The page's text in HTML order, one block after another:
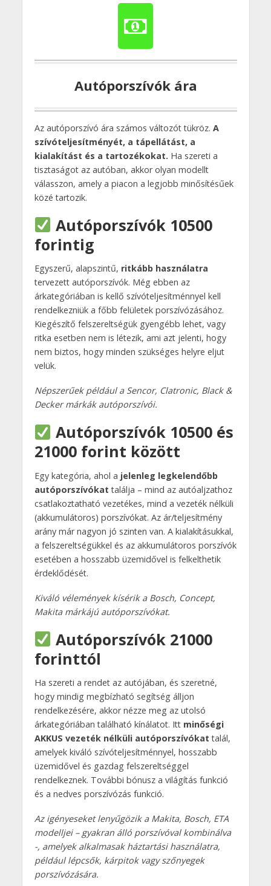
Autóporszívók ára
Az autóporszívó ára számos változót tükröz. A
szívóteljesítményét, a tápellátást, a
kialakítást és a tartozékokat. Ha szereti a
tisztaságot az autóban, akkor olyan modellt
válasszon, amely a piacon a legjobb minősítésűek
közé tartozik.
Autóporszívók 10500
forintig
Egyszerű, alapszintű, ritkább használatra
tervezett autóporszívók. Még ebben az
árkategóriában is kellő szívóteljesítménnyel kell
rendelkezniük a főbb felületek porszívózásához.
Kiegészítő felszereltségük gyengébb lehet, vagy
ritka esetben nem is létezik, ami azt jelenti, hogy
nem biztos, hogy minden szükséges helyre eljut
velük.
Népszerűek például a Sencor, Clatronic, Black &
Decker márkák autóporszívói.
Autóporszívók 10500 és
21000 forint között
Egy kategória, ahol a jelenleg legkelendőbb
autóporszívókat találja – mind az autóaljzathoz
csatlakoztatható vezetékes, mind a vezeték nélküli
(akkumulátoros) porszívókat. Az ár/teljesítmény
arány már nagyon jó szinten van. A kialakításukkal,
a felszereltségükkel és az akkumulátoros porszívók
esetében a hosszabb üzemidővel is felkelthetik
érdeklődését.
Kiváló vélemények kísérik a Bosch, Concept,
Makita márkájú autóporszívókat.
Autóporszívók 21000
forinttól
Ha szereti a rendet az autójában, és szeretné,
hogy mindig megbízható segítség álljon
rendelkezésére, akkor nézze meg az utolsó
árkategóriában található kínálatot. Itt minőségi
AKKUS vezeték nélküli autóporszívókat talál,
amelyek kiváló szívóteljesítménnyel, hosszabb
üzemidővel és gazdag felszereltséggel
rendelkeznek. További bónusz a világítás funkció
és a nedves porszívózás funkció.
Az igényeseket lenyűgözik a Makita, Bosch, ETA
modelljei – gyakran álló porszívóval kombinálva
-, amelyek alkalmasak háztartási használatra,
például lépcsők, kárpitok vagy szőnyegek
porszívózására.